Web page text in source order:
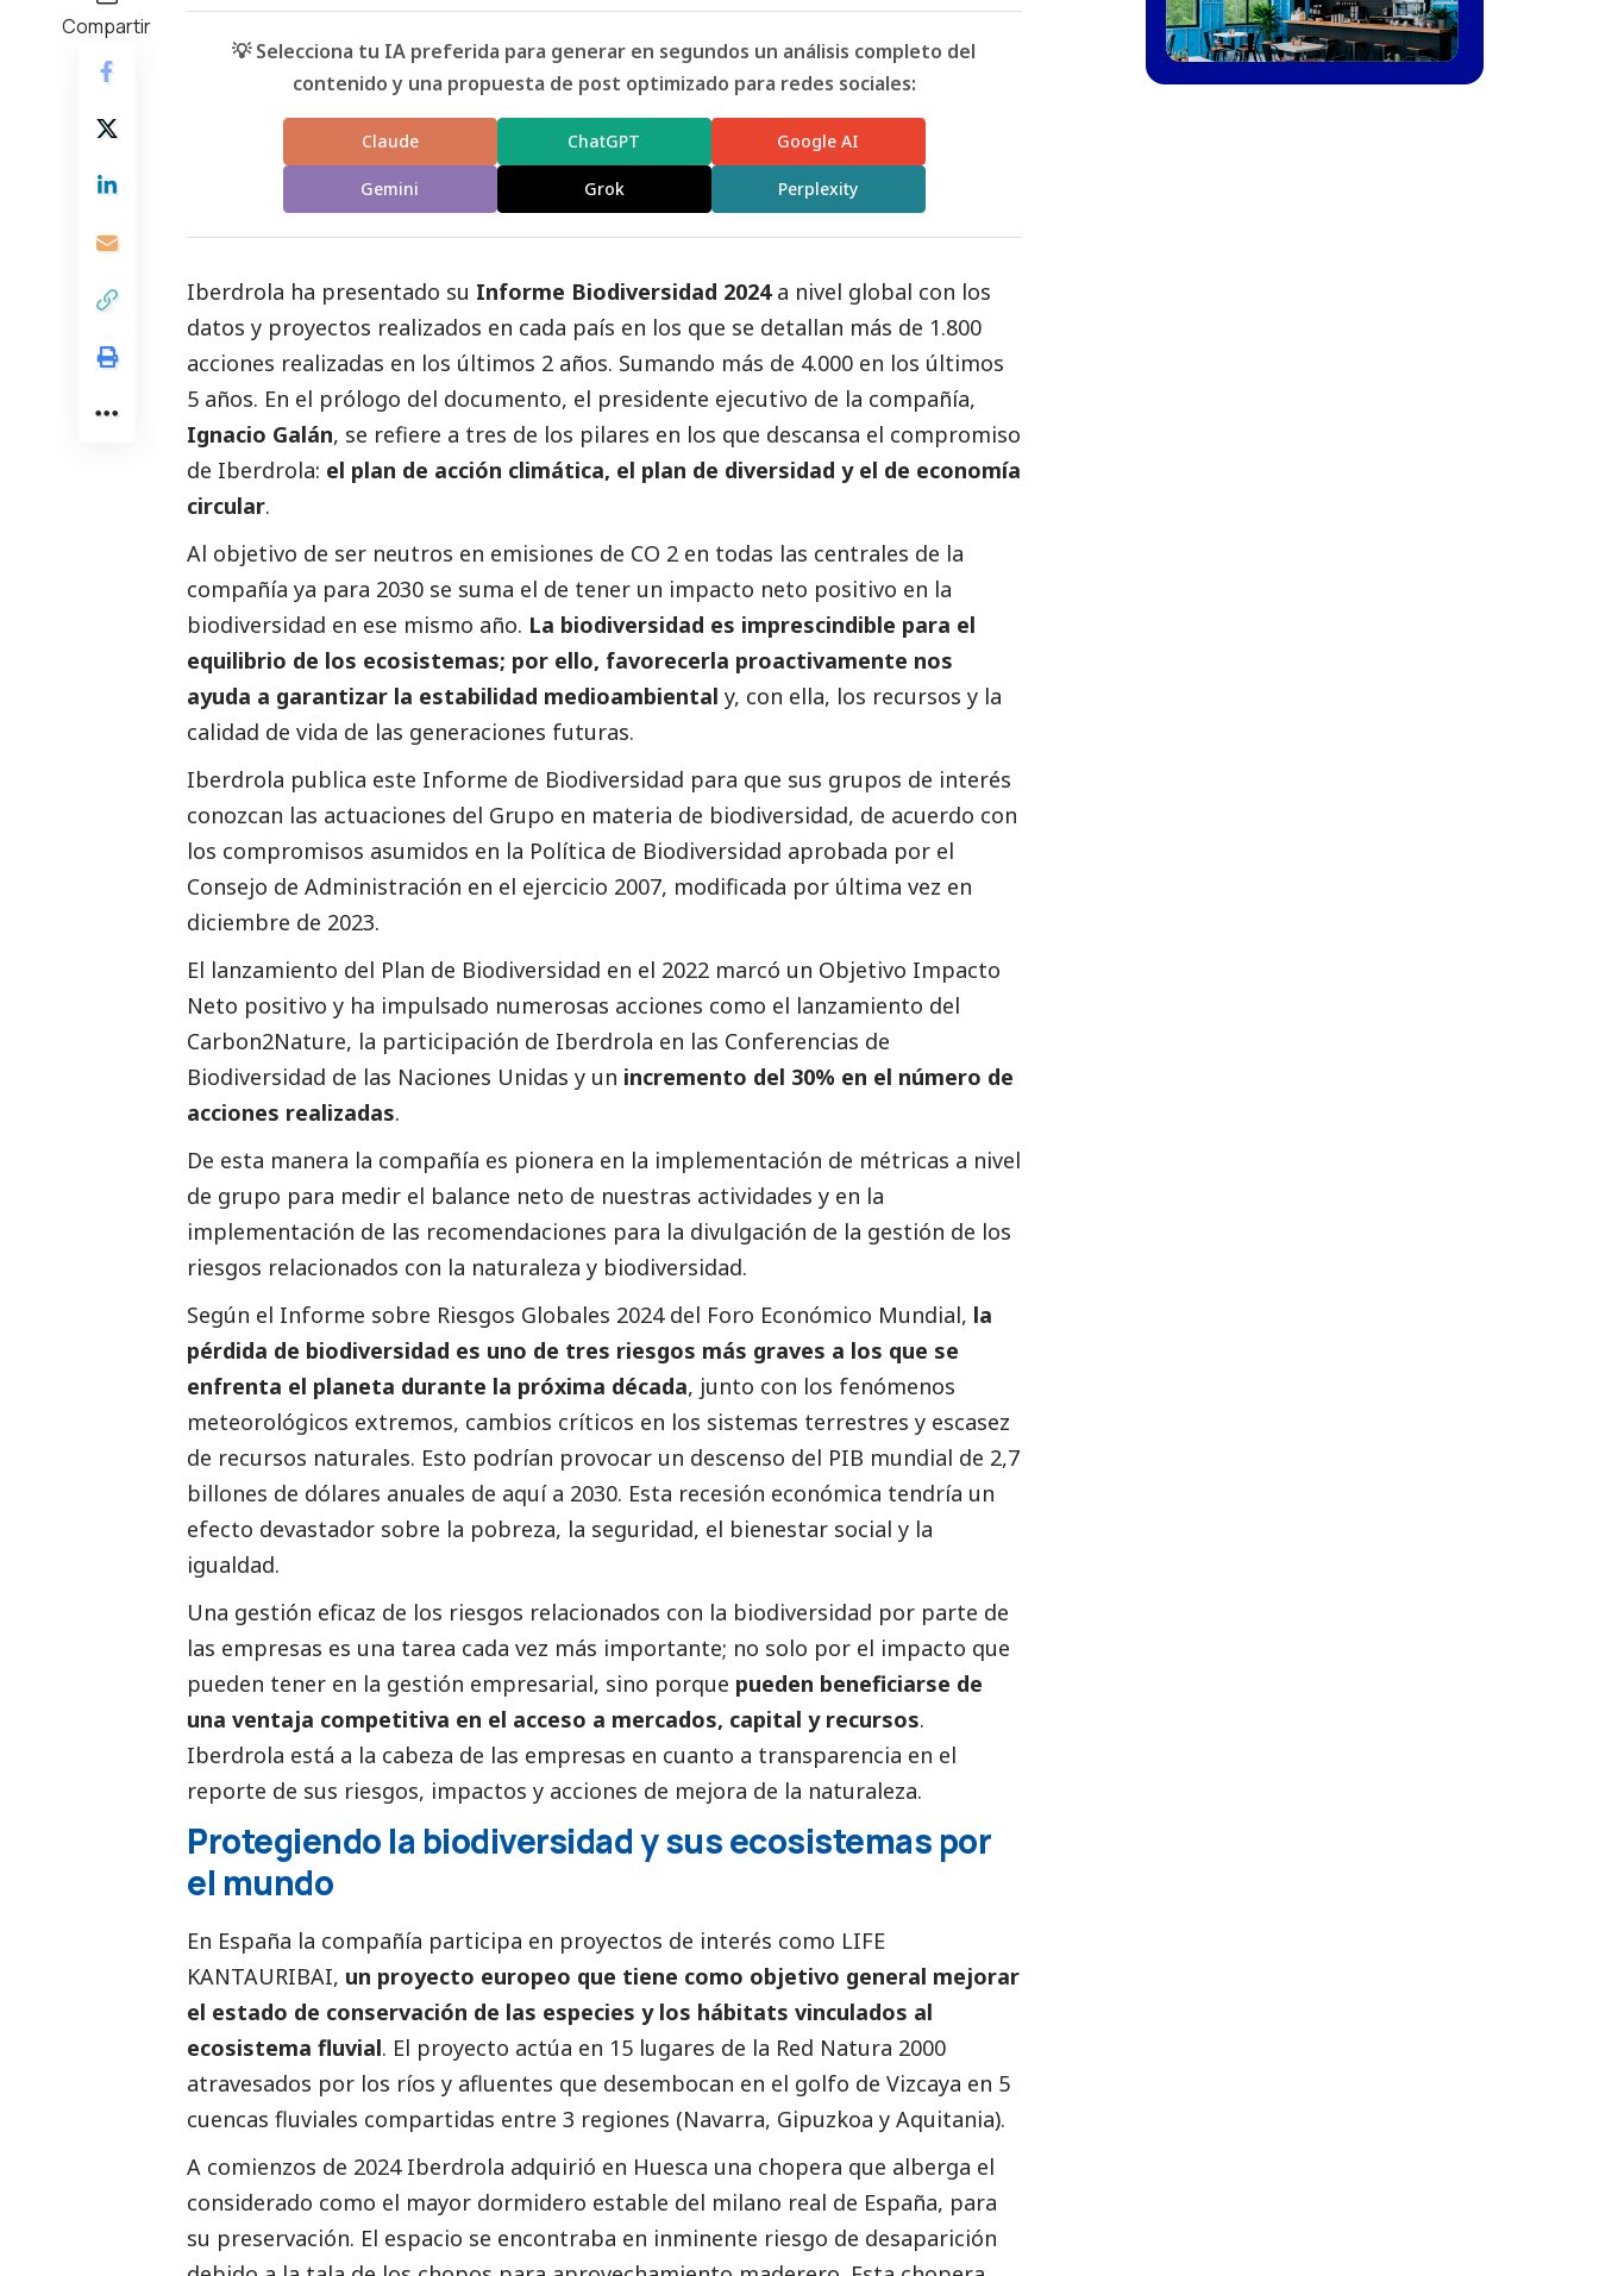
Compartir
💡 Selecciona tu IA preferida para generar en segundos un análisis completo del
contenido y una propuesta de post optimizado para redes sociales:
Claude ChatGPT Google AI
Gemini Grok Perplexity
Iberdrola ha presentado su Informe Biodiversidad 2024 a nivel global con los
datos y proyectos realizados en cada país en los que se detallan más de 1.800
acciones realizadas en los últimos 2 años. Sumando más de 4.000 en los últimos
5 años. En el prólogo del documento, el presidente ejecutivo de la compañía,
Ignacio Galán, se refiere a tres de los pilares en los que descansa el compromiso
de Iberdrola: el plan de acción climática, el plan de diversidad y el de economía
circular.
Al objetivo de ser neutros en emisiones de CO 2 en todas las centrales de la
compañía ya para 2030 se suma el de tener un impacto neto positivo en la
biodiversidad en ese mismo año. La biodiversidad es imprescindible para el
equilibrio de los ecosistemas; por ello, favorecerla proactivamente nos
ayuda a garantizar la estabilidad medioambiental y, con ella, los recursos y la
calidad de vida de las generaciones futuras.
Iberdrola publica este Informe de Biodiversidad para que sus grupos de interés
conozcan las actuaciones del Grupo en materia de biodiversidad, de acuerdo con
los compromisos asumidos en la Política de Biodiversidad aprobada por el
Consejo de Administración en el ejercicio 2007, modificada por última vez en
diciembre de 2023.
El lanzamiento del Plan de Biodiversidad en el 2022 marcó un Objetivo Impacto
Neto positivo y ha impulsado numerosas acciones como el lanzamiento del
Carbon2Nature, la participación de Iberdrola en las Conferencias de
Biodiversidad de las Naciones Unidas y un incremento del 30% en el número de
acciones realizadas.
De esta manera la compañía es pionera en la implementación de métricas a nivel
de grupo para medir el balance neto de nuestras actividades y en la
implementación de las recomendaciones para la divulgación de la gestión de los
riesgos relacionados con la naturaleza y biodiversidad.
Según el Informe sobre Riesgos Globales 2024 del Foro Económico Mundial, la
pérdida de biodiversidad es uno de tres riesgos más graves a los que se
enfrenta el planeta durante la próxima década, junto con los fenómenos
meteorológicos extremos, cambios críticos en los sistemas terrestres y escasez
de recursos naturales. Esto podrían provocar un descenso del PIB mundial de 2,7
billones de dólares anuales de aquí a 2030. Esta recesión económica tendría un
efecto devastador sobre la pobreza, la seguridad, el bienestar social y la
igualdad.
Una gestión eficaz de los riesgos relacionados con la biodiversidad por parte de
las empresas es una tarea cada vez más importante; no solo por el impacto que
pueden tener en la gestión empresarial, sino porque pueden beneficiarse de
una ventaja competitiva en el acceso a mercados, capital y recursos.
Iberdrola está a la cabeza de las empresas en cuanto a transparencia en el
reporte de sus riesgos, impactos y acciones de mejora de la naturaleza.
Protegiendo la biodiversidad y sus ecosistemas por
el mundo
En España la compañía participa en proyectos de interés como LIFE
KANTAURIBAI, un proyecto europeo que tiene como objetivo general mejorar
el estado de conservación de las especies y los hábitats vinculados al
ecosistema fluvial. El proyecto actúa en 15 lugares de la Red Natura 2000
atravesados por los ríos y afluentes que desembocan en el golfo de Vizcaya en 5
cuencas fluviales compartidas entre 3 regiones (Navarra, Gipuzkoa y Aquitania).
A comienzos de 2024 Iberdrola adquirió en Huesca una chopera que alberga el
considerado como el mayor dormidero estable del milano real de España, para
su preservación. El espacio se encontraba en inminente riesgo de desaparición